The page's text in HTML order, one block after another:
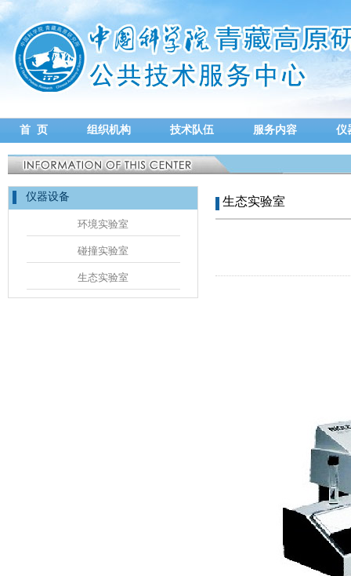
首 页 组织机构 技术队伍 服务内容 仪
仪器设备
环境实验室
碰撞实验室
生态实验室
生态实验室